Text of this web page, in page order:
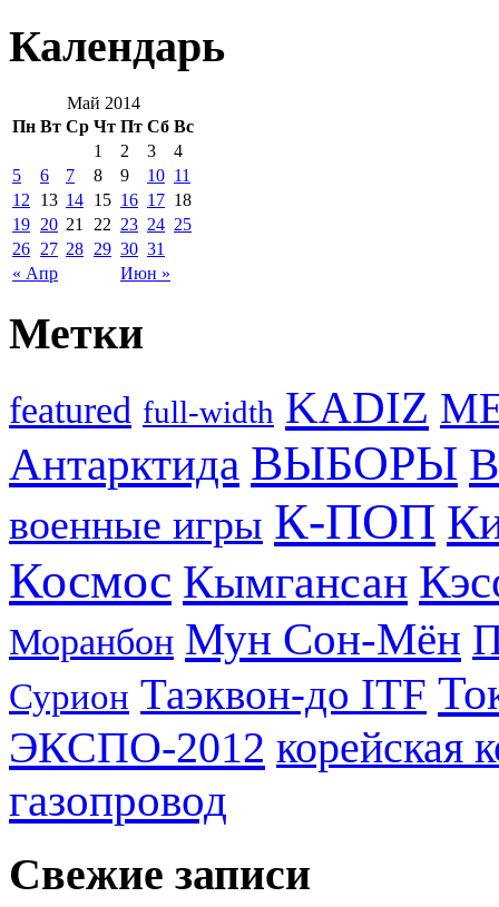
Календарь
Май 2014
Пн Вт Ср Чт Пт Сб Вс
« Апр Июн »
1 2 3
4
5
6 7 8 9 10 11
12
13 14 15 16 17 18
19 20 21 22 23 24 25
26 27 28 29 30 31
Метки
featured full-width KADIZ
Антарктида ВЫБОРЫ
военные игры К-ПОП
Космос Кымгансан
Моранбон Мун Сон-Мён
Сурион Таэквон-до ITF
ЭКСПО-2012 корейская
газопровод
Свежие записи